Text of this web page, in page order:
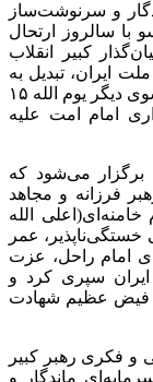
یادآور ۲ رخداد ماندگار و سرنوشت‌ساز
با سالروز ارتحال
کبیر انقلاب
ایران، تبدیل به
نماد دینداری و ولایت‌مداری ایرانیان شده و از سوی دیگر یوم الله ۱۵
امام امت علیه
برگزار می‌شود که
فرزانه و مجاهد
الله
عمر
امام راحل، عزت
سپری کرد و
فیض عظیم شهادت
و فکری رهبر کبیر
ماندگار و